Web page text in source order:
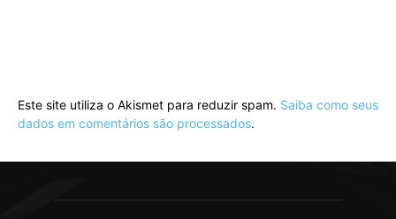
Este site utiliza o Akismet para reduzir spam. Saiba como seus
dados em comentários são processados.